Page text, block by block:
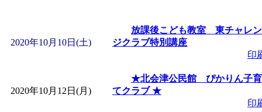
「堂島地区歴史ウオ
」 受付期間：～
「みなづる号乗車体
2020年10月10日(土)
放課後こども教室 東チャレン
ジクラブ特別講座
印
2020年10月12日(月)
★北会津公民館 ぴかりん子育
てクラブ ★
印